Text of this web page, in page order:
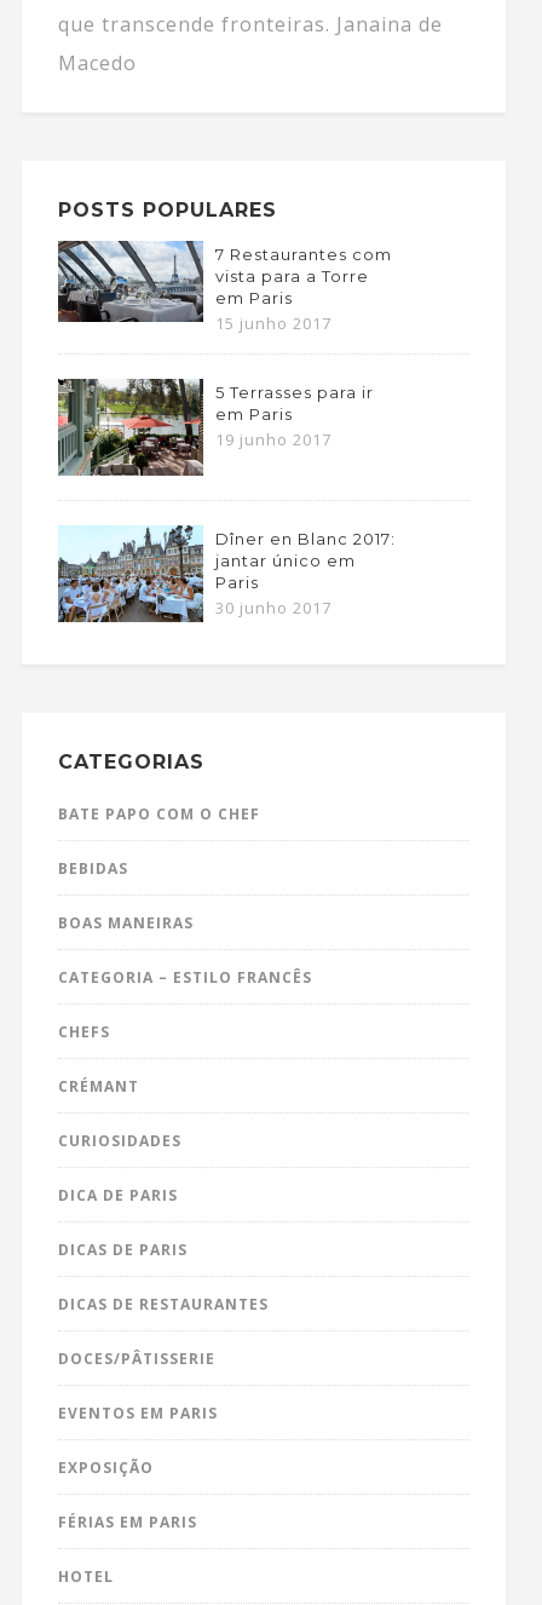
que transcende fronteiras. Janaina de
Macedo
POSTS POPULARES
7 Restaurantes com
vista para a Torre
em Paris
15 junho 2017
5 Terrasses para ir
em Paris
19 junho 2017
Dîner en Blanc 2017:
jantar único em
Paris
30 junho 2017
CATEGORIAS
BATE PAPO COM O CHEF
BEBIDAS
BOAS MANEIRAS
CATEGORIA – ESTILO FRANCÊS
CHEFS
CRÉMANT
CURIOSIDADES
DICA DE PARIS
DICAS DE PARIS
DICAS DE RESTAURANTES
DOCES/PÂTISSERIE
EVENTOS EM PARIS
EXPOSIÇÃO
FÉRIAS EM PARIS
HOTEL